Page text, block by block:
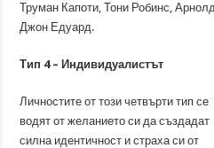
Труман Капоти, Тони Робинс,
Джон Едуард.
Тип 4 – Индивидуалистът
Личностите от този четвърти тип се
водят от желанието си да създадат
силна идентичност и страха си от